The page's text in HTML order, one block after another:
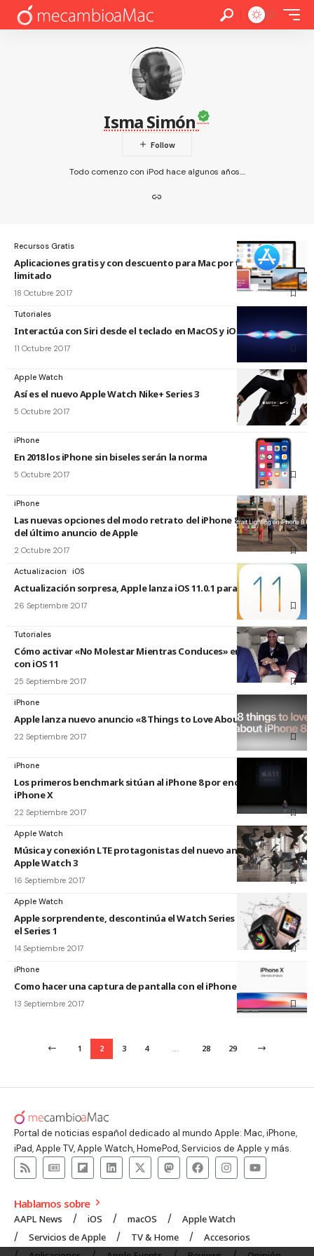
Isma Simón
Todo comenzo con iPod hace algunos años....
Recursos Gratis
Aplicaciones gratis y con descuento para Mac por tiempo
limitado
18 Octubre 2017
Tutoriales
Interactúa con Siri desde el teclado en MacOS y iOS 11
11 Octubre 2017
Apple Watch
Así es el nuevo Apple Watch Nike+ Series 3
5 Octubre 2017
iPhone
En 2018 los iPhone sin biseles serán la norma
5 Octubre 2017
iPhone
Las nuevas opciones del modo retrato del iPhone 8 Plus, reclamo
del último anuncio de Apple
2 Octubre 2017
Actualizacion iOS
Actualización sorpresa, Apple lanza iOS 11.0.1 para iPad y iPhone
26 Septiembre 2017
Tutoriales
Cómo activar «No Molestar Mientras Conduces» en tu iPhone
con iOS 11
25 Septiembre 2017
iPhone
Apple lanza nuevo anuncio «8 Things to Love About iPhone 8»
22 Septiembre 2017
iPhone
Los primeros benchmark sitúan al iPhone 8 por encima del
iPhone X
22 Septiembre 2017
Apple Watch
Música y conexión LTE protagonistas del nuevo anuncio del
Apple Watch 3
16 Septiembre 2017
Apple Watch
Apple sorprendente, descontinúa el Watch Series 2 y mantiene
el Series 1
14 Septiembre 2017
iPhone
Como hacer una captura de pantalla con el iPhone X
13 Septiembre 2017
1 2 3 4 … 28 29
Portal de noticias español dedicado al mundo Apple: Mac, iPhone,
iPad, Apple TV, Apple Watch, HomePod, Servicios de Apple y más.
Hablamos sobre
AAPL News iOS macOS
Apple Watch
Servicios de Apple
TV & Home
Accesorios